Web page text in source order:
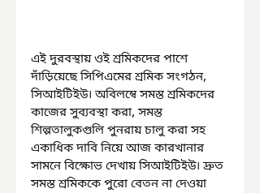
এই দুরবস্থায় ওই শ্রমিকদের পাশে
দাঁড়িয়েছে সিপিএমের শ্রমিক সংগঠন,
সিআইটিইউ৷ অবিলম্বে সমস্ত শ্রমিকদের
কাজের সুব্যবস্থা করা, সমস্ত
শিল্পতালুকগুলি পুনরায় চালু করা সহ
একাধিক দাবি নিয়ে আজ কারখানার
সামনে বিক্ষোভ দেখায় সিআইটিইউ৷ দ্রুত
সমস্ত শ্রমিককে পুরো বেতন না দেওয়া